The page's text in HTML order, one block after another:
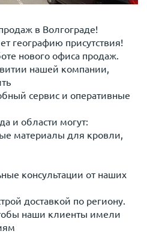
в Волгограде!
географию присутствия!
нового офиса продаж.
нашей компании,
сервис и оперативные
и области могут:
материалы для кровли,
консультации от наших
доставкой по региону.
наши клиенты имели